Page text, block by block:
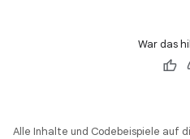
War das
Alle Inhalte und Codebeispiele auf